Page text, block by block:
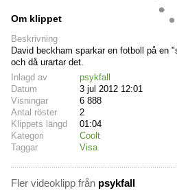
Om klippet
Beskrivning
David beckham sparkar en fotboll på en
och då urartar det.
Inlagd av
psykfall
Datum
3 jul 2012 12:01
Visningar
6 888
Antal röster
2
Klippets längd
01:04
Kategori
Coolt
Taggar
Visa
Fler videoklipp från psykfall